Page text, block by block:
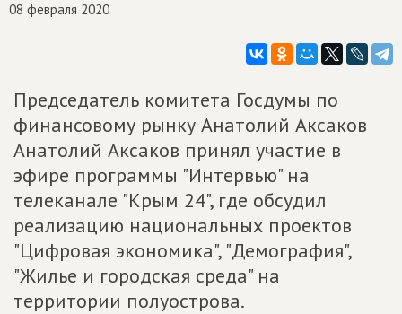
08 февраля 2020
Председатель комитета Госдумы по
финансовому рынку Анатолий Аксаков
Анатолий Аксаков принял участие в
эфире программы "Интервью" на
телеканале "Крым 24", где обсудил
реализацию национальных проектов
"Цифровая экономика", "Демография",
"Жилье и городская среда" на
территории полуострова.